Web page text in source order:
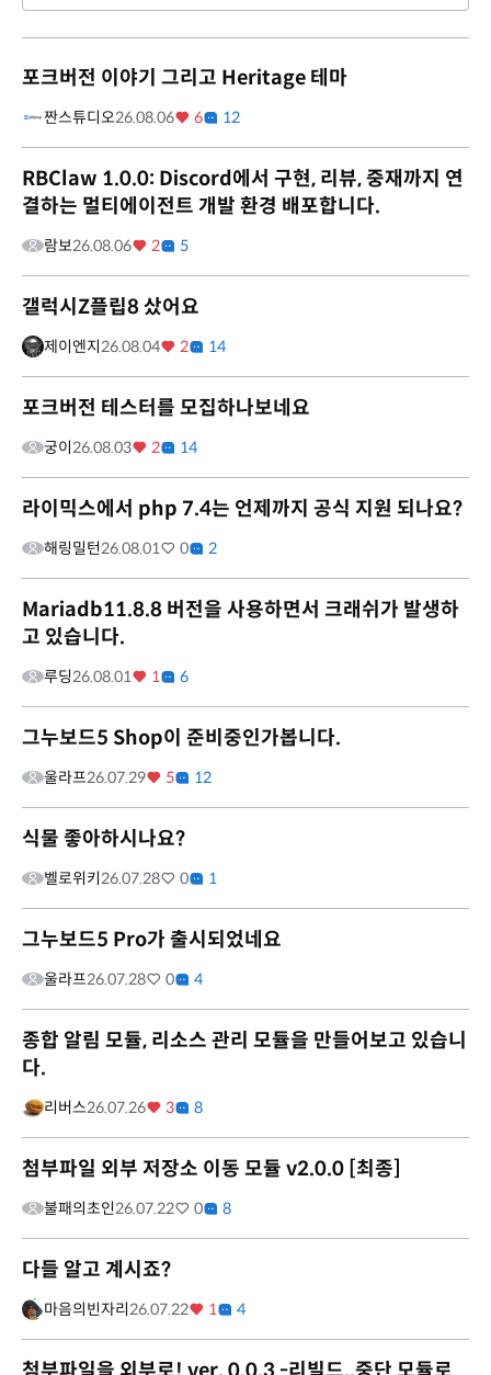
포크버전 이야기 그리고 Heritage 테마
짠스튜디오26.08.06 6 12
RBClaw 1.0.0: Discord에서 구현, 리뷰, 중재까지 연
결하는 멀티에이전트 개발 환경 배포합니다.
람보26.08.06 2 5
갤럭시Z플립8 샀어요
제이엔지26.08.04 2 14
포크버전 테스터를 모집하나보네요
궁이26.08.03 2 14
라이믹스에서 php 7.4는 언제까지 공식 지원 되나요?
해링밀턴26.08.01 0 2
Mariadb11.8.8 버전을 사용하면서 크래쉬가 발생하
고 있습니다.
루딩26.08.01 1 6
그누보드5 Shop이 준비중인가봅니다.
울라프26.07.29 5 12
식물 좋아하시나요?
벨로위키26.07.28 0 1
그누보드5 Pro가 출시되었네요
울라프26.07.28 0 4
종합 알림 모듈, 리소스 관리 모듈을 만들어보고 있습니
다.
리버스26.07.26 3 8
첨부파일 외부 저장소 이동 모듈 v2.0.0 [최종]
불패의초인26.07.22 0 8
다들 알고 계시죠?
마음의빈자리26.07.22 1 4